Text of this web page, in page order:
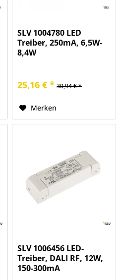
SLV 1004780 LED
Treiber, 250mA, 6,5W-
8,4W
25,16 € * 30,94 € *
Merken
SLV 1006456 LED-
Treiber, DALI RF, 12W,
150-300mA